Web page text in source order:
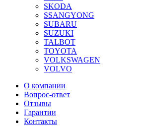
SKODA
SSANGYONG
SUBARU
SUZUKI
TALBOT
TOYOTA
VOLKSWAGEN
VOLVO
О компании
Вопрос-ответ
Отзывы
Гарантии
Контакты